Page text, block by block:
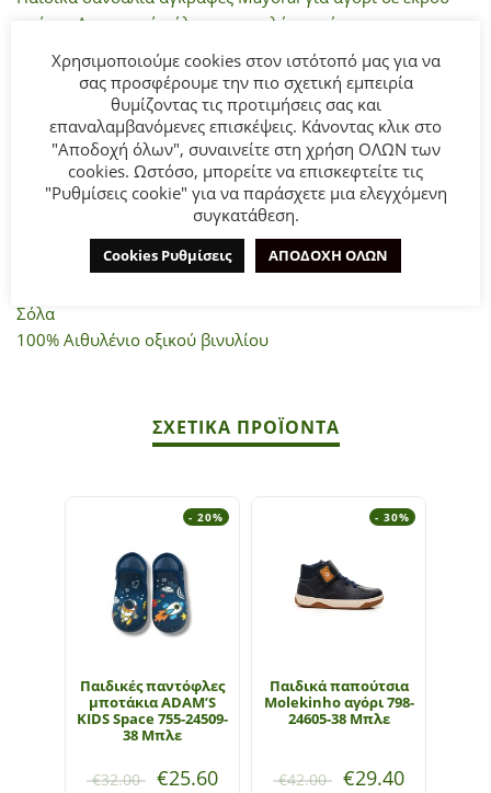
χρώμα. Ανατομική σόλα για μεγαλύτερη άνεση και
σταθερότητα στο περπάτημα. Κλείνει με βέλκρο για πιο
εύκολη εφαρμογή.
ΣΥΝΘΕΣΗ
Επάνω μέρος
100% Πολυβινυλοχλωρίδιο
Φόδρα & εσωτερική σόλα
60% Πολυεστέρας
22% Ινα πολυουρεθάνης
Σόλα
100% Αιθυλένιο οξικού βινυλίου
ΣΧΕΤΙΚΆ ΠΡΟΪΌΝΤΑ
- 20%
Παιδικές παντόφλες
μποτάκια ADAM’S
KIDS Space 755-24509-
38 Μπλε
€32.00 €25.60
- 30%
Παιδικά παπούτσια
Molekinho αγόρι 798-
24605-38 Μπλε
€42.00 €29.40
Χρησιμοποιούμε cookies στον ιστότοπό μας για να
σας προσφέρουμε την πιο σχετική εμπειρία
θυμίζοντας τις προτιμήσεις σας και
επαναλαμβανόμενες επισκέψεις. Κάνοντας κλικ στο
"Αποδοχή όλων", συναινείτε στη χρήση ΟΛΩΝ των
cookies. Ωστόσο, μπορείτε να επισκεφτείτε τις
"Ρυθμίσεις cookie" για να παράσχετε μια ελεγχόμενη
συγκατάθεση.
Cookies Ρυθμίσεις ΑΠΟΔΟΧΗ ΟΛΩΝ